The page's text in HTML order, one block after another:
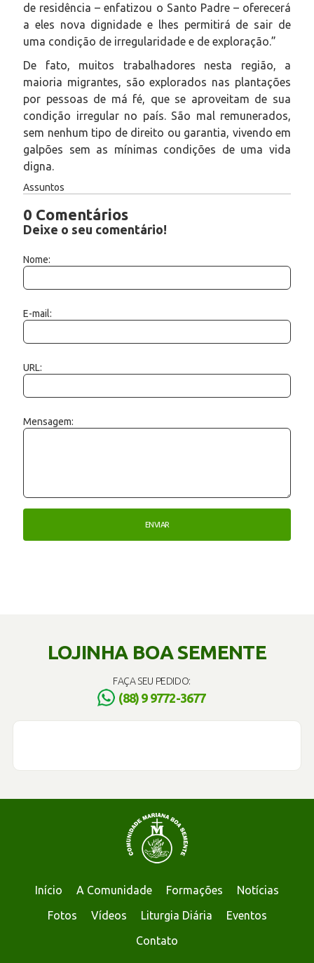
de residência – enfatizou o Santo Padre – oferecerá
a eles nova dignidade e lhes permitirá de sair de
uma condição de irregularidade e de exploração.”
De fato, muitos trabalhadores nesta região, a
maioria migrantes, são explorados nas plantações
por pessoas de má fé, que se aproveitam de sua
condição irregular no país. São mal remunerados,
sem nenhum tipo de direito ou garantia, vivendo em
galpões sem as mínimas condições de uma vida
digna.
Assuntos
0 Comentários
Deixe o seu comentário!
Nome:
E-mail:
URL:
Mensagem:
LOJINHA BOA SEMENTE
FAÇA SEU PEDIDO:
(88) 9 9772-3677
Início A Comunidade Formações
Notícias
Fotos
Vídeos Liturgia Diária
Eventos
Contato